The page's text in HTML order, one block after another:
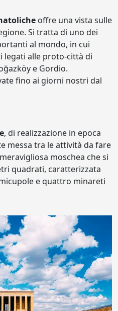
offre una vista sulle
Si tratta di uno dei
al mondo, in cui
legati alle proto-città di
e Gordio.
fino ai giorni nostri dal
, di realizzazione in epoca
messa tra le attività da fare
moschea che si
quadrati, caratterizzata
e quattro minareti